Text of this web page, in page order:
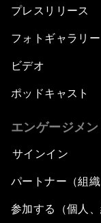
プレスリリース
フォトギャラリー
ビデオ
ポッドキャスト
エンゲージメン
サインイン
パートナー（組
参加する（個人、